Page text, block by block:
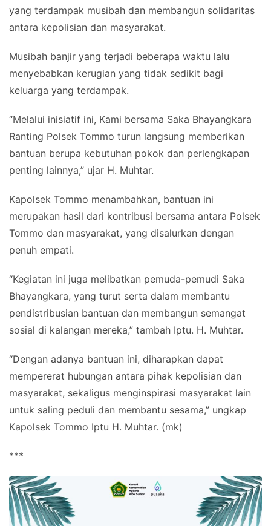
yang terdampak musibah dan membangun solidaritas
antara kepolisian dan masyarakat.
Musibah banjir yang terjadi beberapa waktu lalu
menyebabkan kerugian yang tidak sedikit bagi
keluarga yang terdampak.
“Melalui inisiatif ini, Kami bersama Saka Bhayangkara
Ranting Polsek Tommo turun langsung memberikan
bantuan berupa kebutuhan pokok dan perlengkapan
penting lainnya,” ujar H. Muhtar.
Kapolsek Tommo menambahkan, bantuan ini
merupakan hasil dari kontribusi bersama antara Polsek
Tommo dan masyarakat, yang disalurkan dengan
penuh empati.
“Kegiatan ini juga melibatkan pemuda-pemudi Saka
Bhayangkara, yang turut serta dalam membantu
pendistribusian bantuan dan membangun semangat
sosial di kalangan mereka,” tambah Iptu. H. Muhtar.
“Dengan adanya bantuan ini, diharapkan dapat
mempererat hubungan antara pihak kepolisian dan
masyarakat, sekaligus menginspirasi masyarakat lain
untuk saling peduli dan membantu sesama,” ungkap
Kapolsek Tommo Iptu H. Muhtar. (mk)
***